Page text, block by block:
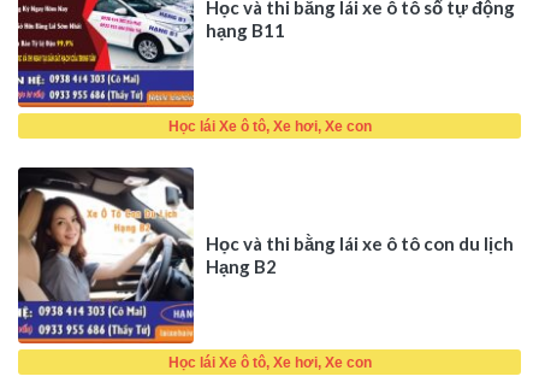
Học và thi bằng lái xe ô tô số tự động
hạng B11
Học lái Xe ô tô, Xe hơi, Xe con
Học và thi bằng lái xe ô tô con du lịch
Hạng B2
Học lái Xe ô tô, Xe hơi, Xe con